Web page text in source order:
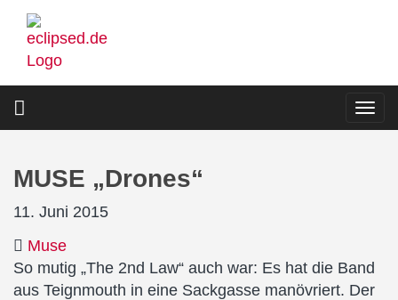
Direkt
zum
Inhalt
MUSE „Drones“
11. Juni 2015
Muse
So mutig „The 2nd Law“ auch war: Es hat die Band
aus Teignmouth in eine Sackgasse manövriert. Der